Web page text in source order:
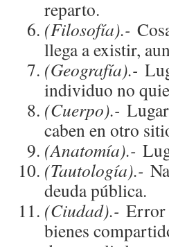
reparto.
(Filosofía).-
llega a existir,
(Geografía).-
individuo no
(Cuerpo).-
caben en otro
(Anatomía).-
(Tautología).-
deuda pública.
(Ciudad).- Error
bienes